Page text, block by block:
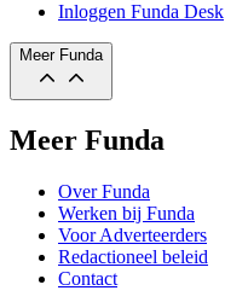
Inloggen Funda Desk
Meer Funda
Meer Funda
Over Funda
Werken bij Funda
Voor Adverteerders
Redactioneel beleid
Contact